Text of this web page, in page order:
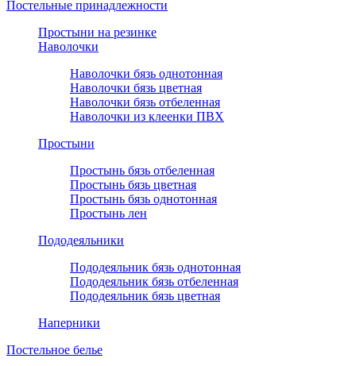
Постельные принадлежности
Простыни на резинке
Наволочки
Наволочки бязь однотонная
Наволочки бязь цветная
Наволочки бязь отбеленная
Наволочки из клеенки ПВХ
Простыни
Простынь бязь отбеленная
Простынь бязь цветная
Простынь бязь однотонная
Простынь лен
Пододеяльники
Пододеяльник бязь однотонная
Пододеяльник бязь отбеленная
Пододеяльник бязь цветная
Наперники
Постельное белье